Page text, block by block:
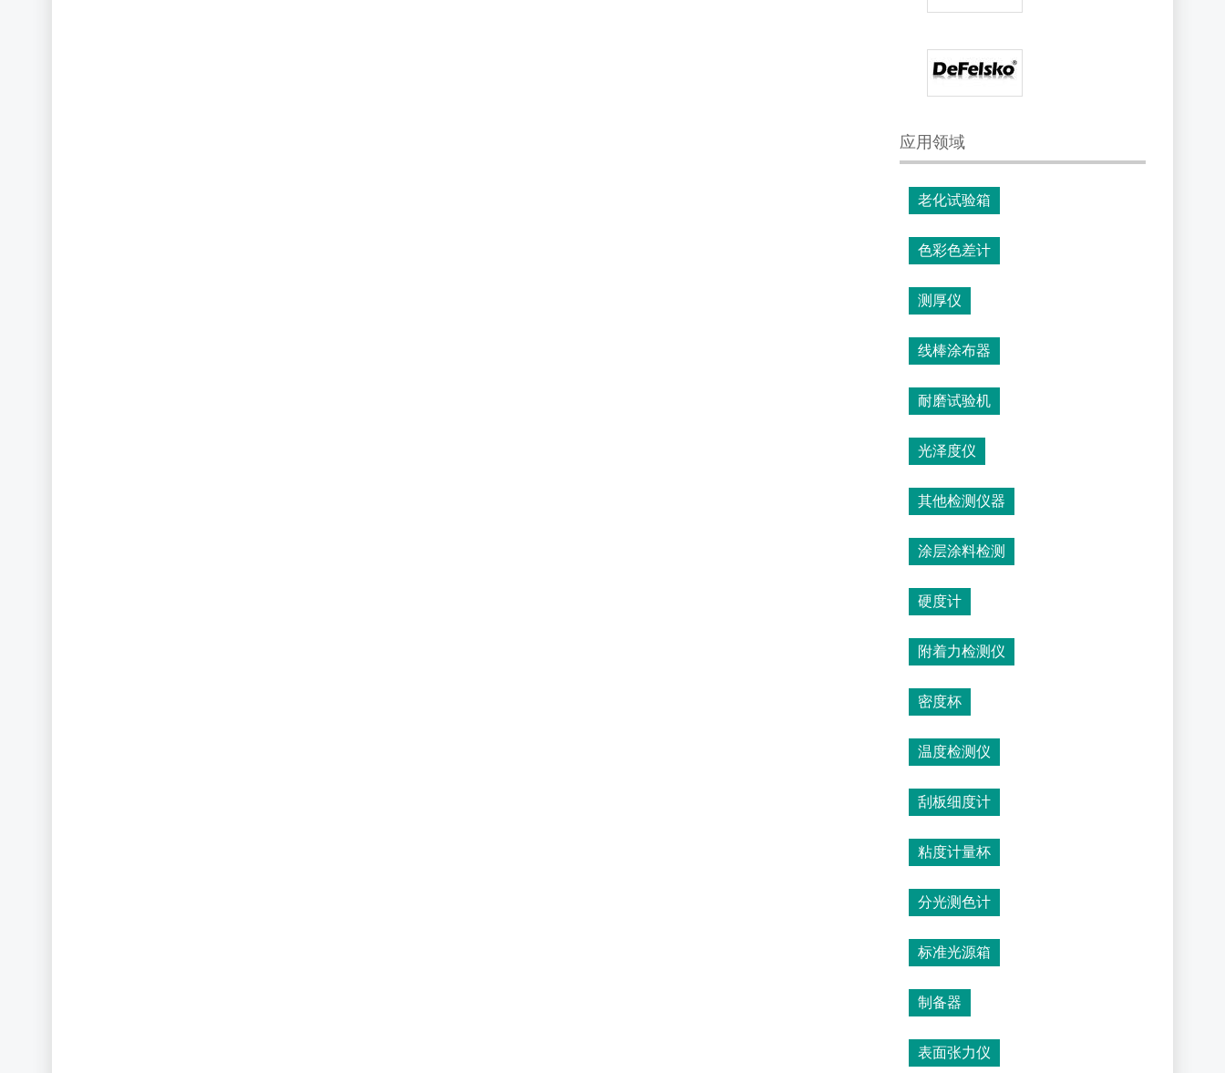
应用领域
老化试验箱
色彩色差计
测厚仪
线棒涂布器
耐磨试验机
光泽度仪
其他检测仪器
涂层涂料检测
硬度计
附着力检测仪
密度杯
温度检测仪
刮板细度计
粘度计量杯
分光测色计
标准光源箱
制备器
表面张力仪